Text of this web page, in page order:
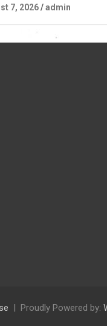
7, 2026 admin
Proudly Powered by: